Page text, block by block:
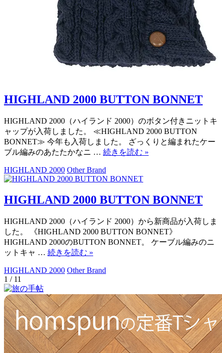
HIGHLAND 2000 BUTTON BONNET
HIGHLAND 2000（ハイランド 2000）のボタン付きニットキ
ャップが入荷しました。 ≪HIGHLAND 2000 BUTTON
BONNET≫ 今年も入荷しました。 ざっくりと編まれたケー
ブル編みのあたたかなニ … 続きを読む »
HIGHLAND 2000 Other Brand
HIGHLAND 2000 BUTTON BONNET
HIGHLAND 2000（ハイランド 2000）から新商品が入荷しま
した。 《HIGHLAND 2000 BUTTON BONNET》
HIGHLAND 2000のBUTTON BONNET。 ケーブル編みのニ
ットキャ … 続きを読む »
HIGHLAND 2000 Other Brand
1 / 11